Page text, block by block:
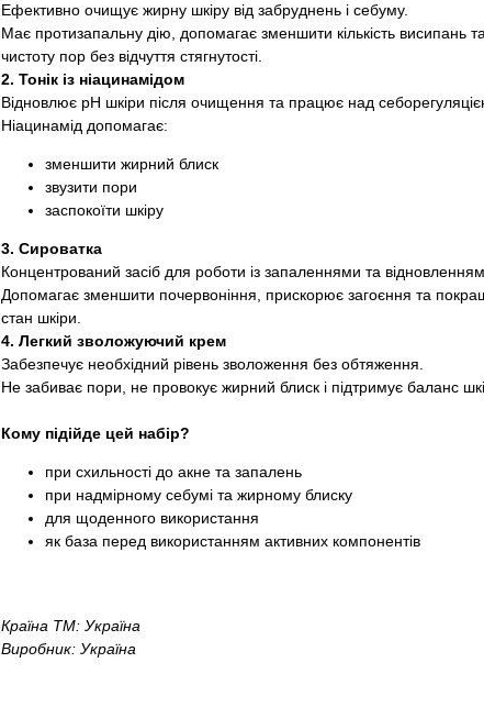
Ефективно очищує жирну шкіру від забруднень і себуму.
Має протизапальну дію, допомагає зменшити кількість висипань
чистоту пор без відчуття стягнутості.
2. Тонік із ніацинамідом
Відновлює pH шкіри після очищення та працює над
Ніацинамід допомагає:
зменшити жирний блиск
звузити пори
заспокоїти шкіру
3. Сироватка
Концентрований засіб для роботи із запаленнями та
Допомагає зменшити почервоніння, прискорює загоєння та
стан шкіри.
4. Легкий зволожуючий крем
Забезпечує необхідний рівень зволоження без обтяження.
Не забиває пори, не провокує жирний блиск і підтримує баланс
Кому підійде цей набір?
при схильності до акне та запалень
при надмірному себумі та жирному блиску
для щоденного використання
як база перед використанням активних компонентів
Країна ТМ: Україна
Виробник: Україна